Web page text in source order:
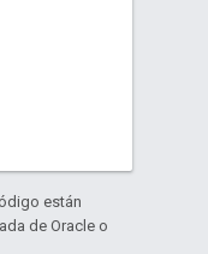
están
de Oracle o